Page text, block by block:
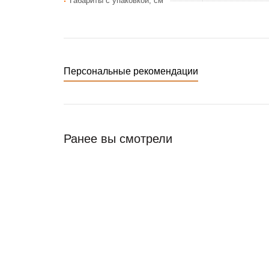
Персональные рекомендации
Ранее вы смотрели